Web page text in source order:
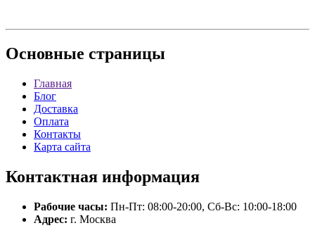
Основные страницы
Главная
Блог
Доставка
Оплата
Контакты
Карта сайта
Контактная информация
Рабочие часы: Пн-Пт: 08:00-20:00, Сб-Вс: 10:00-18:00
Адрес: г. Москва